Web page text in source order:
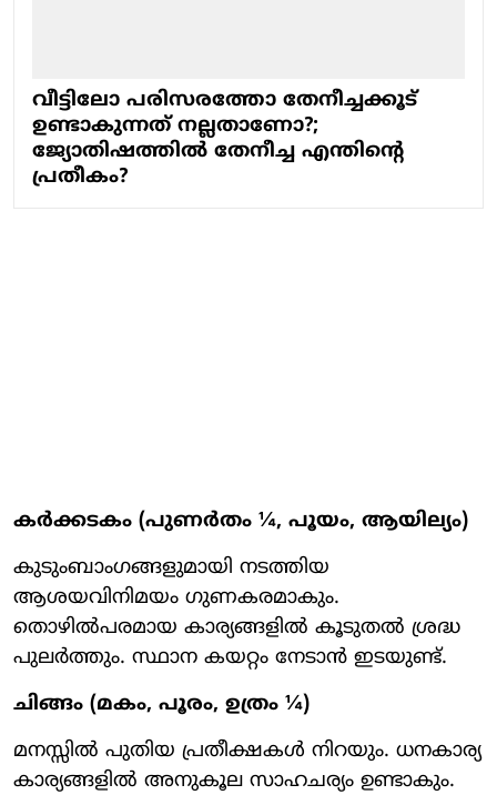
വീട്ടിലോ പരിസരത്തോ തേനീച്ചക്കൂട്
ഉണ്ടാകുന്നത് നല്ലതാണോ?;
ജ്യോതിഷത്തില്‍ തേനീച്ച എന്തിന്റെ
പ്രതീകം?
കർക്കടകം (പുണർതം ¼, പൂയം, ആയില്യം)
കുടുംബാംഗങ്ങളുമായി നടത്തിയ
ആശയവിനിമയം ഗുണകരമാകും.
തൊഴിൽപരമായ കാര്യങ്ങളിൽ കൂടുതൽ ശ്രദ്ധ
പുലർത്തും. സ്ഥാന കയറ്റം നേടാൻ ഇടയുണ്ട്.
ചിങ്ങം (മകം, പൂരം, ഉത്രം ¼)
മനസ്സിൽ പുതിയ പ്രതീക്ഷകൾ നിറയും. ധനകാര്യ
കാര്യങ്ങളിൽ അനുകൂല സാഹചര്യം ഉണ്ടാകും.